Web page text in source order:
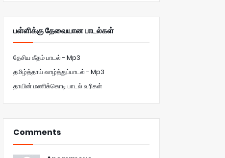
பள்ளிக்கு தேவையான பாடல்கள்
தேசிய கீதம் பாடல் - Mp3
தமிழ்த்தாய் வாழ்த்துப்பாடல் - Mp3
தாயின் மணிக்கொடி பாடல் வரிகள்
Comments